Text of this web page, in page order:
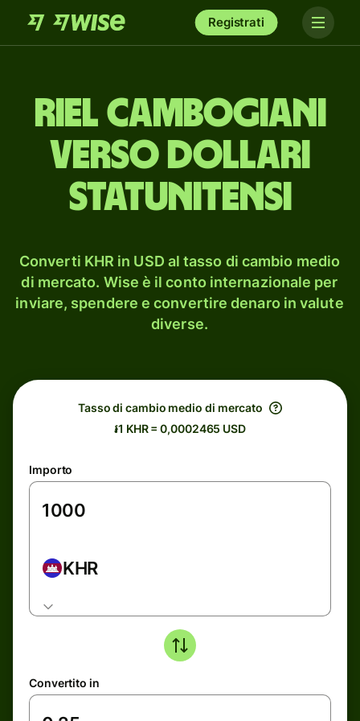
Registrati
riel cambogiani
verso dollari
statunitensi
Converti KHR in USD al tasso di cambio medio
di mercato. Wise è il conto internazionale per
inviare, spendere e convertire denaro in valute
diverse.
Tasso di cambio medio di mercato
៛1 KHR = 0,0002465 USD
Importo
KHR
Convertito in